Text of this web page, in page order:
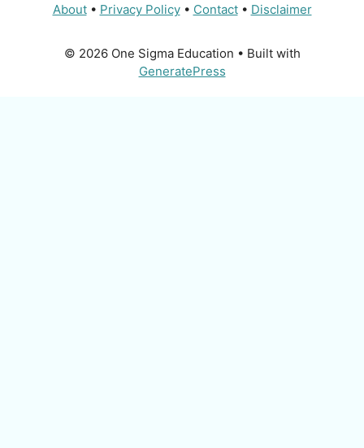
About• Privacy Policy• Contact• Disclaimer
© 2026 One Sigma Education • Built with
GeneratePress